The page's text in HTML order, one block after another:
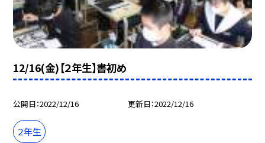
12/16(金)【２年生】書初め
公開日 2022/12/16 更新日 2022/12/16
２年生